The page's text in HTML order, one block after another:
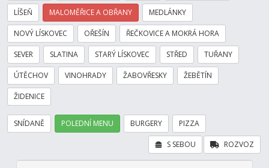
LÍŠEŇ MALOMĚŘICE A OBŘANY MEDLÁNKY
NOVÝ LÍSKOVEC OŘEŠÍN ŘEČKOVICE A MOKRÁ HORA
SEVER SLATINA STARÝ LÍSKOVEC STŘED TUŘANY
ÚTĚCHOV VINOHRADY ŽABOVŘESKY ŽEBĚTÍN
ŽIDENICE
SNÍDANĚ POLEDNÍ MENU BURGERY PIZZA
ROZVOZ
S SEBOU